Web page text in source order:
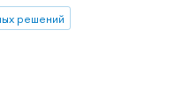
решений